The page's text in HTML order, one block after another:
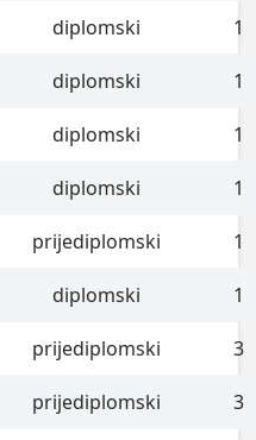
diplomski 1
diplomski 1
diplomski 1
diplomski 1
prijediplomski 1
diplomski 1
prijediplomski 3
prijediplomski 3